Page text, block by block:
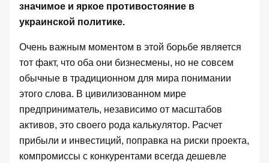
значимое и яркое противостояние в
украинской политике.
Очень важным моментом в этой борьбе является
тот факт, что оба они бизнесмены, но не совсем
обычные в традиционном для мира понимании
этого слова. В цивилизованном мире
предприниматель, независимо от масштабов
активов, это своего рода калькулятор. Расчет
прибыли и инвестиций, поправка на риски проекта,
компромиссы с конкурентами всегда дешевле